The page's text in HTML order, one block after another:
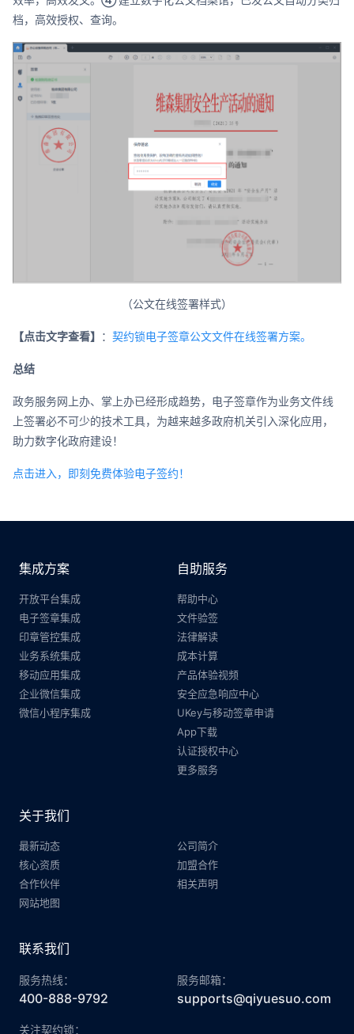
档，高效授权、查询。
（公文在线签署样式）
【点击文字查看】 ： 契约锁电子签章公文文件在线签署方案。
总结
政务服务网上办、掌上办已经形成趋势，电子签章作为业务文件线
上签署必不可少的技术工具，为越来越多政府机关引入深化应用，
助力数字化政府建设！
点击进入，即刻免费体验电子签约！
集成方案
开放平台集成
电子签章集成
印章管控集成
业务系统集成
移动应用集成
企业微信集成
微信小程序集成
自助服务
帮助中心
文件验签
法律解读
成本计算
产品体验视频
安全应急响应中心
UKey与移动签章申请
App下载
认证授权中心
更多服务
关于我们
最新动态
公司简介
核心资质
加盟合作
合作伙伴
相关声明
网站地图
联系我们
服务热线：
400-888-9792
服务邮箱：
supports@qiyuesuo.com
关注契约锁：